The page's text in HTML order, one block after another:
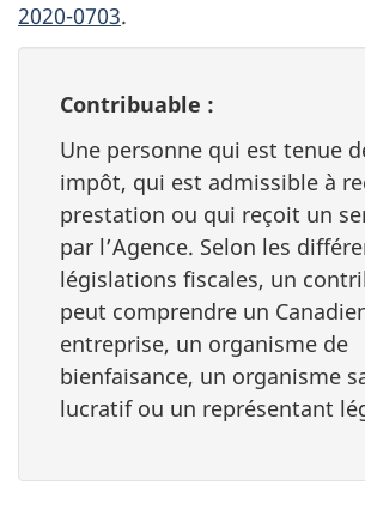
2020-0703.
Contribuable :
Une personne qui est tenue
impôt, qui est admissible à
prestation ou qui reçoit un
par l’Agence. Selon les
législations fiscales, un
peut comprendre un
entreprise, un organisme de
bienfaisance, un organisme
lucratif ou un représentant